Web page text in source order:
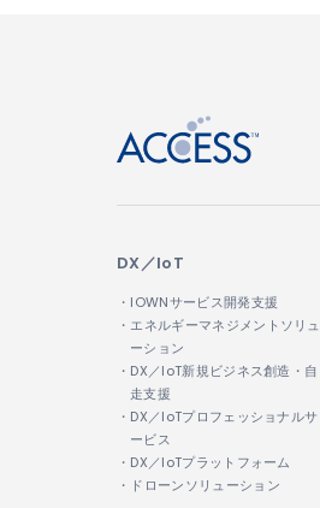
DX／IoT
・IOWNサービス開発支援
・エネルギーマネジメントソリュ
ーション
・DX／IoT新規ビジネス創造・自
走支援
・DX／IoTプロフェッショナルサ
ービス
・DX／IoTプラットフォーム
・ドローンソリューション